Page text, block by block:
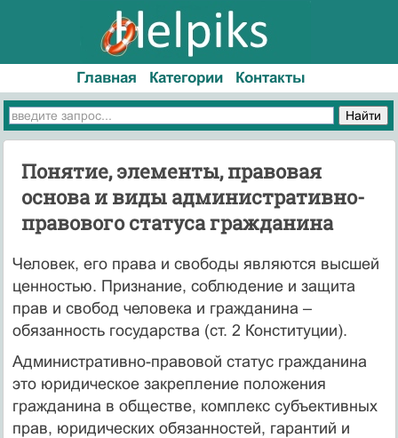
Главная Категории Контакты
Понятие, элементы, правовая
основа и виды административно-
правового статуса гражданина
Человек, его права и свободы являются высшей
ценностью. Признание, соблюдение и защита
прав и свобод человека и гражданина –
обязанность государства (ст. 2 Конституции).
Административно-правовой статус гражданина
это юридическое закрепление положения
гражданина в обществе, комплекс субъективных
прав, юридических обязанностей, гарантий и